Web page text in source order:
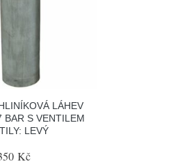
LÁHEV
BAR S VENTILEM
LEVÝ
Kč